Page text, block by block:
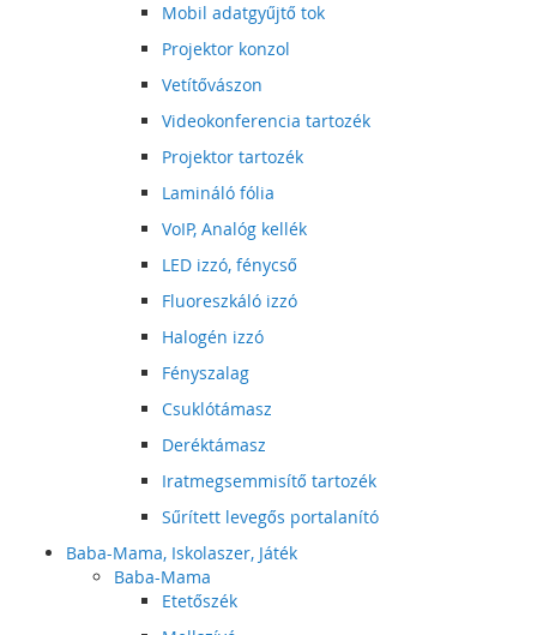
Mobil adatgyűjtő tok
Projektor konzol
Vetítővászon
Videokonferencia tartozék
Projektor tartozék
Lamináló fólia
VoIP, Analóg kellék
LED izzó, fénycső
Fluoreszkáló izzó
Halogén izzó
Fényszalag
Csuklótámasz
Deréktámasz
Iratmegsemmisítő tartozék
Sűrített levegős portalanító
Baba-Mama, Iskolaszer, Játék
Baba-Mama
Etetőszék